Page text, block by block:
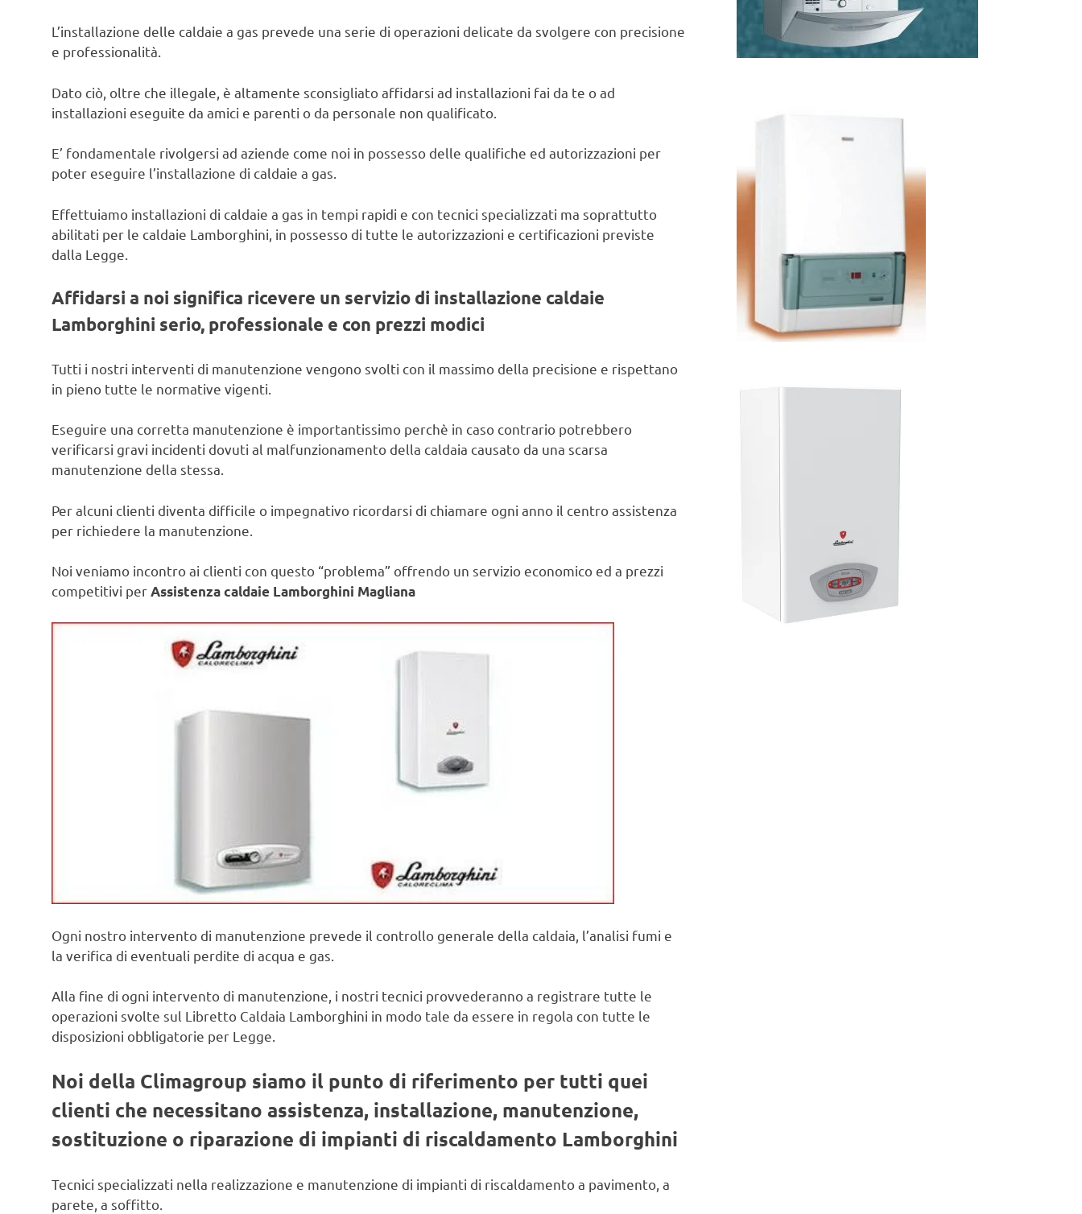
L’installazione delle caldaie a gas prevede una serie di operazioni delicate da svolgere con precisione
e professionalità.
Dato ciò, oltre che illegale, è altamente sconsigliato affidarsi ad installazioni fai da te o ad
installazioni eseguite da amici e parenti o da personale non qualificato.
E’ fondamentale rivolgersi ad aziende come noi in possesso delle qualifiche ed autorizzazioni per
poter eseguire l’installazione di caldaie a gas.
Effettuiamo installazioni di caldaie a gas in tempi rapidi e con tecnici specializzati ma soprattutto
abilitati per le caldaie Lamborghini, in possesso di tutte le autorizzazioni e certificazioni previste
dalla Legge.
Affidarsi a noi significa ricevere un servizio di installazione caldaie
Lamborghini serio, professionale e con prezzi modici
Tutti i nostri interventi di manutenzione vengono svolti con il massimo della precisione e rispettano
in pieno tutte le normative vigenti.
Eseguire una corretta manutenzione è importantissimo perchè in caso contrario potrebbero
verificarsi gravi incidenti dovuti al malfunzionamento della caldaia causato da una scarsa
manutenzione della stessa.
Per alcuni clienti diventa difficile o impegnativo ricordarsi di chiamare ogni anno il centro assistenza
per richiedere la manutenzione.
Noi veniamo incontro ai clienti con questo “problema” offrendo un servizio economico ed a prezzi
competitivi perAssistenza caldaie Lamborghini Magliana
Ogni nostro intervento di manutenzione prevede il controllo generale della caldaia, l’analisi fumi e
la verifica di eventuali perdite di acqua e gas.
Alla fine di ogni intervento di manutenzione, i nostri tecnici provvederanno a registrare tutte le
operazioni svolte sul Libretto Caldaia Lamborghini in modo tale da essere in regola con tutte le
disposizioni obbligatorie per Legge.
Noi della Climagroup siamo il punto di riferimento per tutti quei
clienti che necessitano assistenza, installazione, manutenzione,
sostituzione o riparazione di impianti di riscaldamento Lamborghini
Tecnici specializzati nella realizzazione e manutenzione di impianti di riscaldamento a pavimento, a
parete, a soffitto.